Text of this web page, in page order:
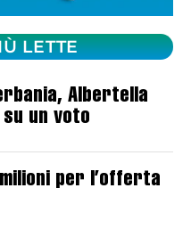
LETTE
Albertella
su un voto
per l’offerta